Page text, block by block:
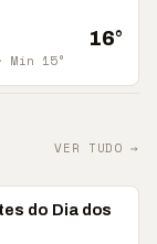
16°
Mín 15°
VER TUDO →
do Dia dos